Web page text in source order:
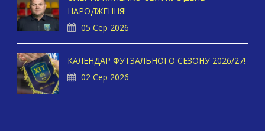
НАРОДЖЕННЯ!
05 Сер 2026
КАЛЕНДАР ФУТЗАЛЬНОГО СЕЗОНУ 2026/27!
02 Сер 2026